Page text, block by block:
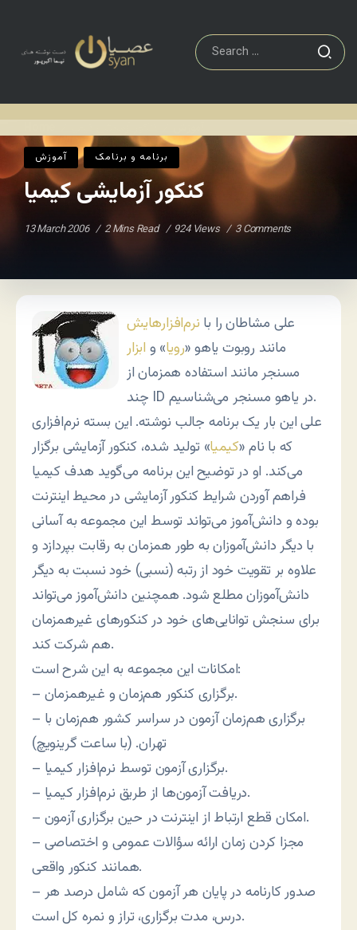
آموزش برنامه و برنامک
کنکور آزمایشی کیمیا
13 March 2006 2 Mins Read 924 Views 3 Comments
علی مشاطان را با نرم‌افزارهایش
مانند روبوت یاهو «رویا» و ابزار
مسنجر مانند استفاده همزمان از
چند ID در یاهو مسنجر می‌شناسیم.
علی این بار یک برنامه جالب نوشته. این بسته نرم‌افزاری
که با نام «کیمیا» تولید شده، کنکور آزمایشی برگزار
می‌کند. او در توضیح این برنامه می‌گوید هدف کیمیا
فراهم آوردن شرایط کنکور آزمایشی در محیط اینترنت
بوده و دانش‌آموز می‌تواند توسط این مجموعه به آسانی
با دیگر دانش‌آموزان به طور همزمان به رقابت بپردازد و
علاوه بر تقویت خود از رتبه (نسبی) خود نسبت به دیگر
دانش‌آموزان مطلع شود. همچنین دانش‌آموز می‌تواند
برای سنجش توانایی‌های خود در کنکورهای غیرهمزمان
هم شرکت کند.
امکانات این مجموعه به این شرح است:
– برگزاری کنکور هم‌زمان و غیرهمزمان.
– برگزاری هم‌زمان آزمون در سراسر کشور هم‌زمان با
تهران. (با ساعت گرینویچ)
– برگزاری آزمون توسط نرم‌افزار کیمیا.
– دریافت آزمون‌ها از طریق نرم‌افزار کیمیا.
– امکان قطع ارتباط از اینترنت در حین برگزاری آزمون.
– مجزا کردن زمان ارائه سؤالات عمومی و اختصاصی
همانند کنکور واقعی.
– صدور کارنامه در پایان هر آزمون که شامل درصد هر
درس، مدت برگزاری، تراز و نمره کل است.